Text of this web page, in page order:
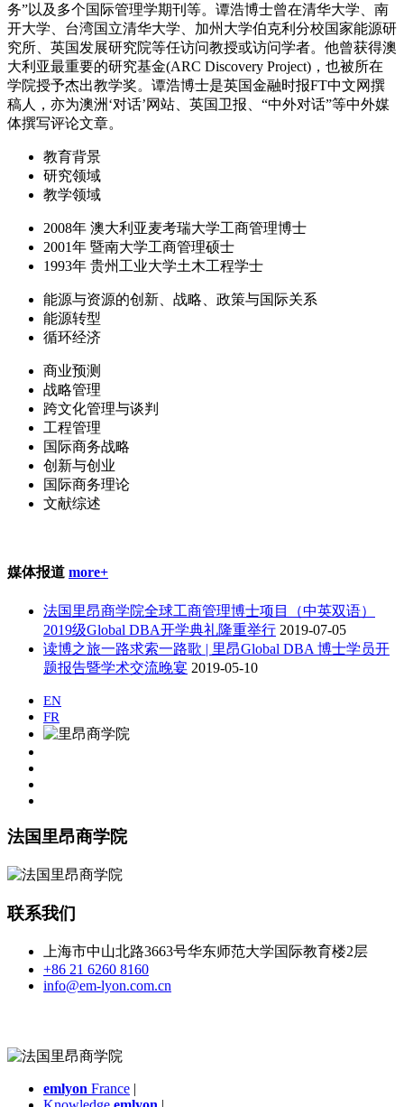
务”以及多个国际管理学期刊等。谭浩博士曾在清华大学、南
开大学、台湾国立清华大学、加州大学伯克利分校国家能源研
究所、英国发展研究院等任访问教授或访问学者。他曾获得澳
大利亚最重要的研究基金(ARC Discovery Project)，也被所在
学院授予杰出教学奖。谭浩博士是英国金融时报FT中文网撰
稿人，亦为澳洲‘对话’网站、英国卫报、“中外对话”等中外媒
体撰写评论文章。
教育背景
研究领域
教学领域
2008年 澳大利亚麦考瑞大学工商管理博士
2001年 暨南大学工商管理硕士
1993年 贵州工业大学土木工程学士
能源与资源的创新、战略、政策与国际关系
能源转型
循环经济
商业预测
战略管理
跨文化管理与谈判
工程管理
国际商务战略
创新与创业
国际商务理论
文献综述
媒体报道 more+
法国里昂商学院全球工商管理博士项目（中英双语）
2019级Global DBA开学典礼隆重举行 2019-07-05
读博之旅一路求索一路歌 | 里昂Global DBA 博士学员开
题报告暨学术交流晚宴 2019-05-10
EN
FR
法国里昂商学院
联系我们
上海市中山北路3663号华东师范大学国际教育楼2层
+86 21 6260 8160
info@em-lyon.com.cn
emlyon France |